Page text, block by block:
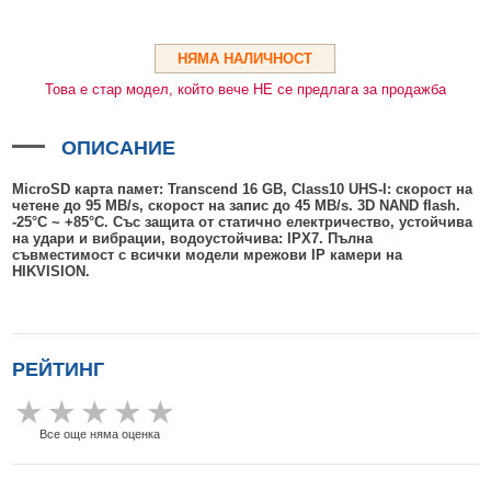
ГЪВКАВИ ГОФРИРАНИ ТРЪБИ
POE УДЪЛЖИТЕЛИ И POE СПЛИТЕРИ
МИКРОФОНИ И ГОВОРИТЕЛИ ЗА ВИДЕОНАБЛЮДЕНИЕ
ОБЕКТИВИ ЗА ОХРАНИТЕЛНИ КАМЕРИ
КОНЕКТОРИ
ПВЦ КУТИИ
МЕТАЛНИ ТАБЛА
БЕЗЖИЧНИ АЛАРМЕНИ ПАНЕЛИ (ХЪБ) AJAX
БЕЗЖИЧНИ РАЗШИРИТЕЛИ НА ОБХВАТ AJAX
БЕЗЖИЧНИ АЛАРМЕНИ СИСТЕМИ HIKVISION AX PRO
БЕЗЖИЧНИ ПАНЕЛИ HIKVISION AX PRO
КОМУНИКАЦИОННИ ШКАФОВЕ
НЯМА НАЛИЧНОСТ
Това е стар модел, който вече НЕ се предлага за продажба
ОПИСАНИЕ
MicroSD карта памет: Transcend 16 GB, Class10 UHS-I: скорост на
четене до 95 MB/s, скорост на запис до 45 MB/s. 3D NAND flash.
-25°C ~ +85°C. Със защита от статично електричество, устойчива
на удари и вибрации, водоустойчива: IPX7. Пълна
съвместимост с всички модели мрежови IP камери на
HIKVISION.
РЕЙТИНГ
Все още няма оценка